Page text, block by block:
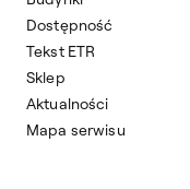
Dostępność
Tekst ETR
Sklep
Aktualności
Mapa serwisu